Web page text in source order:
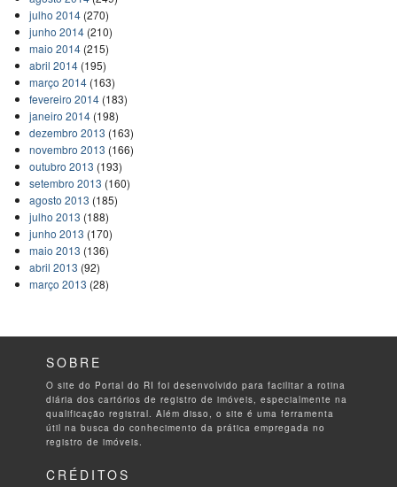
julho 2014(270)
junho 2014(210)
maio 2014(215)
abril 2014(195)
março 2014(163)
fevereiro 2014(183)
janeiro 2014(198)
dezembro 2013 (163)
novembro 2013 (166)
outubro 2013 (193)
setembro 2013 (160)
agosto 2013 (185)
julho 2013 (188)
junho 2013 (170)
maio 2013 (136)
abril 2013 (92)
março 2013 (28)
SOBRE
O site do Portal do RI foi desenvolvido para facilitar a rotina
diária dos cartórios de registro de imóveis, especialmente na
qualificação registral. Além disso, o site é uma ferramenta
útil na busca do conhecimento da prática empregada no
registro de imóveis.
CRÉDITOS